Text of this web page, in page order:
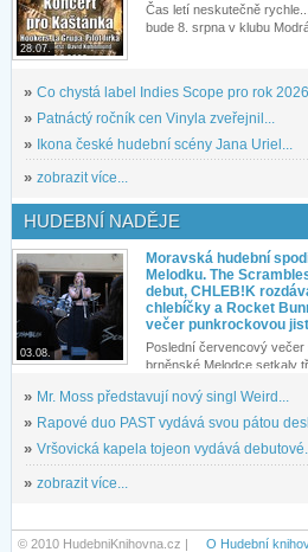
28.07.
Čas letí neskutečně
bude 8. srpna v klubu
» Co chystá label Indies Scope pro rok
» Patnáctý ročník cen Vinyla zveřejnil...
»
Ikona české hudební scény Jana Uriel...
» zobrazit více...
HUDEBNÍ NADĚJE
03.08.
Moravská hudební
Melodku. The
debut, CHLEB!K
chlebíčky a Rocket
večer punkrockovou
Poslední červencový večer
brněnské Melodce setkaly
» Mr. Moss představují nový singl Weird...
» Rapové duo PAST vydává svou pátou
» Vršovická kapela tojeon vydává
» zobrazit více...
© 2010 HudebniKnihovna.cz | O Hudební